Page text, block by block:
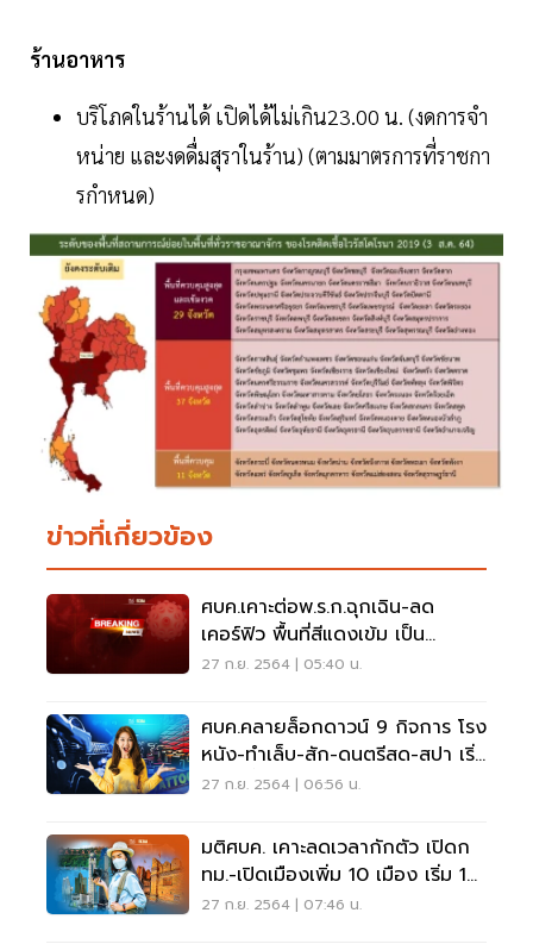
ร้านอาหาร
บริโภคในร้านได้ เปิดได้ไม่เกิน23.00 น. (งดการจํา
หน่าย และงดดื่มสุราในร้าน) (ตามมาตรการที่ราชกา
รกําหนด)
ข่าวที่เกี่ยวข้อง
ศบค.เคาะต่อพ.ร.ก.ฉุกเฉิน-ลด
เคอร์ฟิว พื้นที่สีแดงเข้ม เป็น
22.00-04.00น.
27 ก.ย. 2564 | 05:40 น.
ศบค.คลายล็อกดาวน์ 9 กิจการ โรง
หนัง-ทำเล็บ-สัก-ดนตรีสด-สปา เริ่ม
1 ต.ค.นี้
27 ก.ย. 2564 | 06:56 น.
มติศบค. เคาะลดเวลากักตัว เปิดก
ทม.-เปิดเมืองเพิ่ม 10 เมือง เริ่ม 1
พ.ย. นี้
27 ก.ย. 2564 | 07:46 น.